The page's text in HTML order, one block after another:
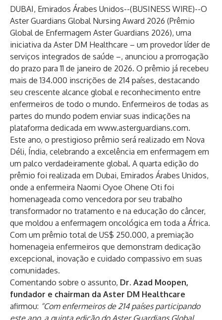
DUBAI, Emirados Árabes Unidos--(BUSINESS WIRE)--O
Aster Guardians Global Nursing Award 2026 (Prêmio
Global de Enfermagem Aster Guardians 2026), uma
iniciativa da Aster DM Healthcare – um provedor líder de
serviços integrados de saúde –, anunciou a prorrogação
do prazo para 11 de janeiro de 2026. O prêmio já recebeu
mais de 134.000 inscrições de 214 países, destacando
seu crescente alcance global e reconhecimento entre
enfermeiros de todo o mundo. Enfermeiros de todas as
partes do mundo podem enviar suas indicações na
plataforma dedicada em www.asterguardians.com.
Este ano, o prestigioso prêmio será realizado em Nova
Déli, Índia, celebrando a excelência em enfermagem em
um palco verdadeiramente global. A quarta edição do
prêmio foi realizada em Dubai, Emirados Árabes Unidos,
onde a enfermeira Naomi Oyoe Ohene Oti foi
homenageada como vencedora por seu trabalho
transformador no tratamento e na educação do câncer,
que moldou a enfermagem oncológica em toda a África.
Com um prêmio total de US$ 250.000, a premiação
homenageia enfermeiros que demonstram dedicação
excepcional, inovação e cuidado compassivo em suas
comunidades.
Comentando sobre o assunto, Dr. Azad Moopen,
fundador e chairman da Aster DM Healthcare
afirmou: “Com enfermeiros de 214 países participando
este ano, a quinta edição do Aster Guardians Global